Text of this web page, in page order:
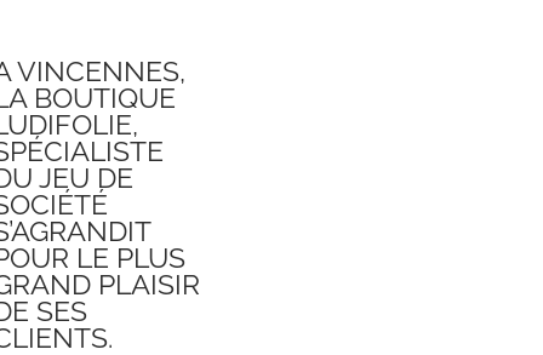
VINCENNES,
BOUTIQUE
JEU DE
LE PLUS
PLAISIR
SES